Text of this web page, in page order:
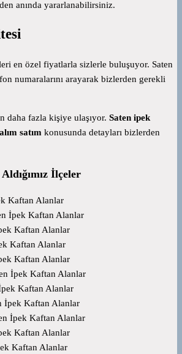
anında yararlanabilirsiniz.
en özel fiyatlarla sizlerle buluşuyor. Saten
numaralarını arayarak bizlerden gerekli
daha fazla kişiye ulaşıyor. Saten ipek
satım konusunda detayları bizlerden
İlçeler
Kaftan Alanlar
İpek Kaftan Alanlar
Kaftan Alanlar
Kaftan Alanlar
Kaftan Alanlar
İpek Kaftan Alanlar
Kaftan Alanlar
İpek Kaftan Alanlar
İpek Kaftan Alanlar
Kaftan Alanlar
Kaftan Alanlar